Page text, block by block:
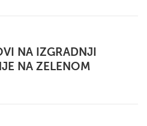
NA IZGRADNJI
NA ZELENOM